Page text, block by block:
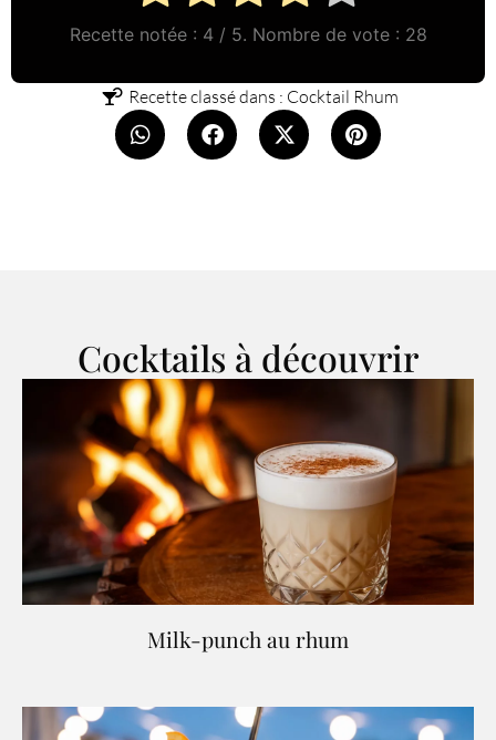
Recette notée : 4/ 5. Nombre de vote : 28
Recette classé dans : Cocktail Rhum
Cocktails à découvrir
Milk-punch au rhum